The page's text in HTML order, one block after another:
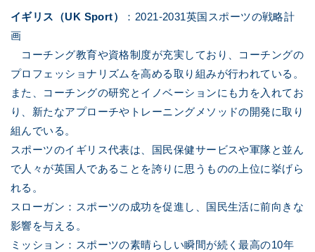
イギリス（UK Sport）
：2021-2031英国スポーツの戦略計
画
コーチング教育や資格制度が充実しており、コーチングの
プロフェッショナリズムを高める取り組みが行われている。
また、コーチングの研究とイノベーションにも力を入れてお
り、新たなアプローチやトレーニングメソッドの開発に取り
組んでいる。
スポーツのイギリス代表は、国民保健サービスや軍隊と並ん
で人々が英国人であることを誇りに思うものの上位に挙げら
れる。
スローガン：スポーツの成功を促進し、国民生活に前向きな
影響を与える。
ミッション：スポーツの素晴らしい瞬間が続く最高の10年